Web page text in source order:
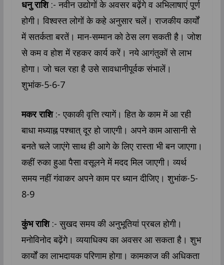
धनु राशि:- नवीन उद्योगों के अवसर बढ़ेंगे व अभिलाषाएं पूर्ण
होगी। विश्वस्त लोगों के कहे अनुसार चलें। राजकीय कार्यों
में सतर्कता बरतें। मान-सम्मान को ठेस लग सकती है। जोश
से कम व होश में रहकर कार्य करें। नये आगंतुकों से लाभ
होगा। जो चल रहा है उसे सावधानीपूर्वक संभालें।
शुभांक-5-6-7
मकर राशि:- एकाकी वृत्ति त्यागें। हित के काम में आ रही
बाधा मध्याह्न पश्चात् दूर हो जाएगी। अपने काम आसानी से
बनते चले जाएंगे साथ ही आगे के लिए रास्ता भी बन जाएगा।
कहीं रुका हुआ पैसा वसूलने में मदद मिल जाएगी। व्यर्थ
समय नहीं गंवाकर अपने काम पर ध्यान दीजिए। शुभांक-5-
8-9
कुंभ राशि :- सुखद समय की अनुभूतियां प्रबल होगी।
मनोविनोद बढ़ेंगे। व्ययाधिक्य का अवसर आ सकता है। शुभ
कार्यों का लाभदायक परिणाम होगा। कामकाज की अधिकता